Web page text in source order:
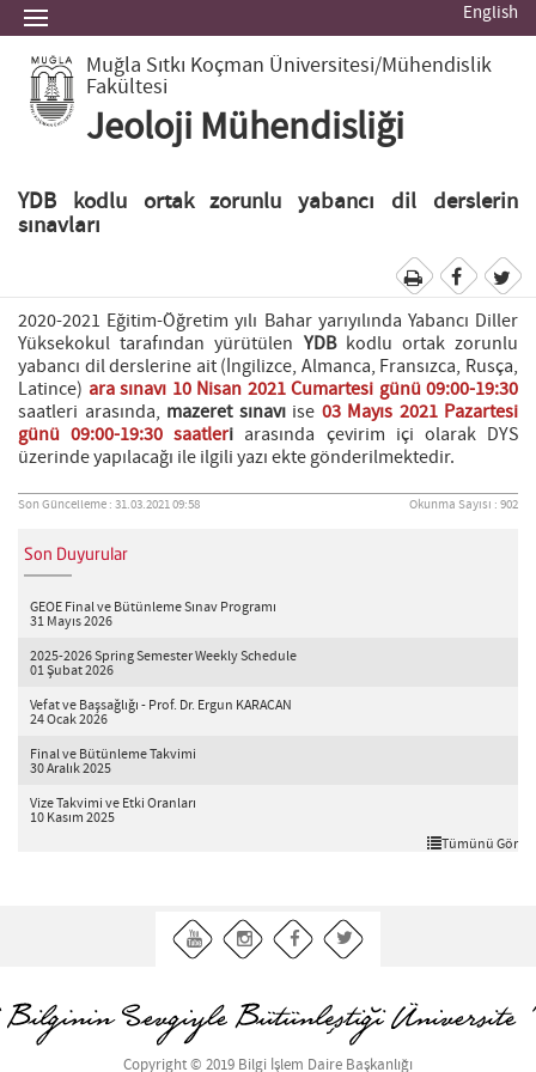
English
Muğla Sıtkı Koçman Üniversitesi/Mühendislik
Fakültesi
Jeoloji Mühendisliği
YDB kodlu ortak zorunlu yabancı dil derslerin
sınavları
2020-2021 Eğitim-Öğretim yılı Bahar yarıyılında Yabancı Diller
Yüksekokul tarafından yürütülen YDBkodlu ortak zorunlu
yabancı dil derslerine ait (İngilizce, Almanca, Fransızca, Rusça,
Latince) ara sınavı 10 Nisan 2021 Cumartesi günü 09:00-19:30
saatleri arasında, mazeret sınavıise 03 Mayıs 2021 Pazartesi
günü 09:00-19:30 saatleri arasında çevirim içi olarak DYS
üzerinde yapılacağı ile ilgili yazı ekte gönderilmektedir.
Son Güncelleme : 31.03.2021 09:58 Okunma Sayısı : 902
Son Duyurular
GEOE Final ve Bütünleme Sınav Programı
31 Mayıs 2026
2025-2026 Spring Semester Weekly Schedule
01 Şubat 2026
Vefat ve Başsağlığı - Prof. Dr. Ergun KARACAN
24 Ocak 2026
Final ve Bütünleme Takvimi
30 Aralık 2025
Vize Takvimi ve Etki Oranları
10 Kasım 2025
Tümünü Gör
Copyright © 2019 Bilgi İşlem Daire Başkanlığı